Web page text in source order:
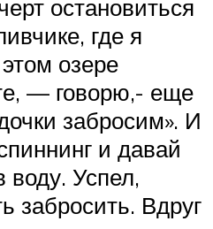
остановиться
где я
озере
— говорю,- еще
забросим». И
и давай
воду. Успел,
забросить. Вдруг